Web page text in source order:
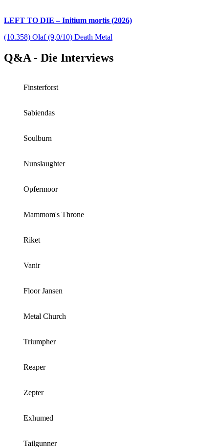
LEFT TO DIE – Initium mortis (2026)
(10.358) Olaf (9,0/10) Death Metal
Q&A - Die Interviews
Finsterforst
Sabiendas
Soulburn
Nunslaughter
Opfermoor
Mammom's Throne
Riket
Vanir
Floor Jansen
Metal Church
Triumpher
Reaper
Zepter
Exhumed
Tailgunner